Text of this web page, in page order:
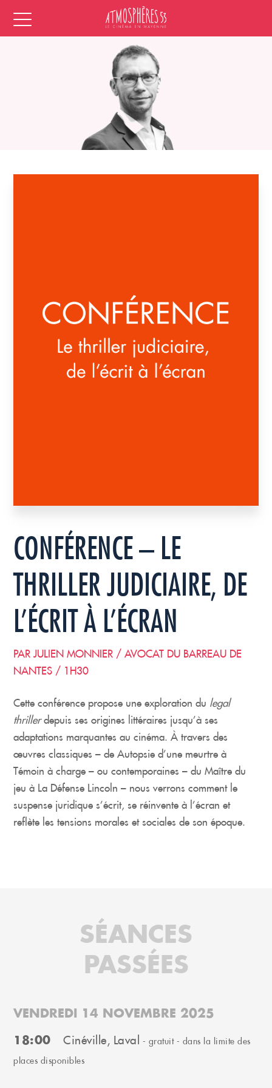
CONFÉRENCE – LE
THRILLER JUDICIAIRE, DE
L’ÉCRIT À L’ÉCRAN
PAR JULIEN MONNIER / AVOCAT DU BARREAU DE
NANTES / 1H30
Cette conférence propose une exploration du legal
thrillerdepuis ses origines littéraires jusqu’à ses
adaptations marquantes au cinéma. À travers des
œuvres classiques – de Autopsie d’une meurtre à
Témoin à charge – ou contemporaines – du Maître du
jeu à La Défense Lincoln – nous verrons comment le
suspense juridique s’écrit, se réinvente à l’écran et
reflète les tensions morales et sociales de son époque.
SÉANCES
PASSÉES
VENDREDI 14 NOVEMBRE 2025
18:00 Cinéville, Laval
- gratuit - dans la limite des
places disponibles